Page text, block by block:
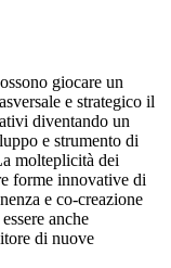
giocare un
e strategico il
diventando un
e strumento di
molteplicità dei
forme innovative di
e co-creazione
anche
di nuove